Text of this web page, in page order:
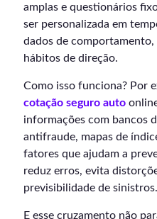
amplas e questionários
ser personalizada em
dados de
hábitos de direção.
Como isso funciona? Por
cotação seguro auto
informações com bancos
antifraude, mapas de
fatores que ajudam a
reduz erros, evita
previsibilidade de sinistros.
E esse cruzamento não